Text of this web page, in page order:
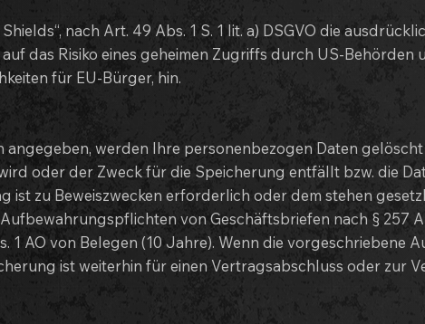
nach Art. 49 Abs. 1 S. 1 lit. a) DSGVO die
das Risiko eines geheimen Zugriffs durch US-Behörden
für EU-Bürger, hin.
werden Ihre personenbezogen Daten
oder der Zweck für die Speicherung entfällt bzw. die
ist zu Beweiszwecken erforderlich oder dem stehen
von Geschäftsbriefen nach § 257
AO von Belegen (10 Jahre). Wenn die vorgeschriebene
ist weiterhin für einen Vertragsabschluss oder zur